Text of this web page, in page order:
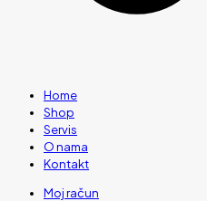
Home
Shop
Servis
O nama
Kontakt
Moj račun